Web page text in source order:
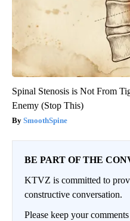
Spinal Stenosis is Not From
Enemy (Stop This)
SmoothSpine
BE PART OF THE
KTVZ is committed to
constructive conversation.
Please keep your